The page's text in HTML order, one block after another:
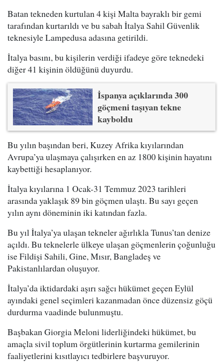
Batan tekneden kurtulan 4 kişi Malta bayraklı bir gemi
tarafından kurtarıldı ve bu sabah İtalya Sahil Güvenlik
teknesiyle Lampedusa adasına getirildi.
İtalya basını, bu kişilerin verdiği ifadeye göre teknedeki
diğer 41 kişinin öldüğünü duyurdu.
İspanya açıklarında 300
göçmeni taşıyan tekne
kayboldu
Bu yılın başından beri, Kuzey Afrika kıyılarından
Avrupa’ya ulaşmaya çalışırken en az 1800 kişinin hayatını
kaybettiği hesaplanıyor.
İtalya kıyılarına 1 Ocak-31 Temmuz 2023 tarihleri
arasında yaklaşık 89 bin göçmen ulaştı. Bu sayı geçen
yılın aynı döneminin iki katından fazla.
Bu yıl İtalya’ya ulaşan tekneler ağırlıkla Tunus’tan denize
açıldı. Bu teknelerle ülkeye ulaşan göçmenlerin çoğunluğu
ise Fildişi Sahili, Gine, Mısır, Bangladeş ve
Pakistanlılardan oluşuyor.
İtalya’da iktidardaki aşırı sağcı hükümet geçen Eylül
ayındaki genel seçimleri kazanmadan önce düzensiz göçü
durdurma vaadinde bulunmuştu.
Başbakan Giorgia Meloni liderliğindeki hükümet, bu
amaçla sivil toplum örgütlerinin kurtarma gemilerinin
faaliyetlerini kısıtlayıcı tedbirlere başvuruyor.